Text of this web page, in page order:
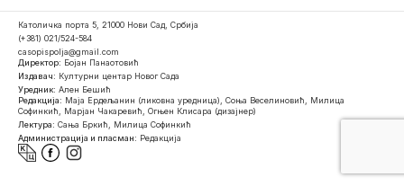
Католичка порта 5, 21000 Нови Сад, Србија
(+381) 021/524-584
casopispolja@gmail.com
Директор: Бојан Панаотовић
Издавач: Културни центар Новог Сада
Уредник: Ален Бешић
Редакција: Маја Ердељанин (ликовна уредница), Соња Веселиновић, Милица
Софинкић, Марјан Чакаревић, Огњен Клисара (дизајнер)
Лектура: Сања Бркић, Милица Софинкић
Администрација и пласман: Редакција